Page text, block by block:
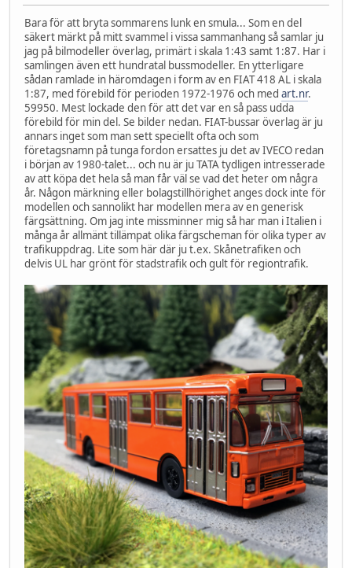
Bara för att bryta sommarens lunk en smula... Som en del
säkert märkt på mitt svammel i vissa sammanhang så samlar ju
jag på bilmodeller överlag, primärt i skala 1:43 samt 1:87. Har i
samlingen även ett hundratal bussmodeller. En ytterligare
sådan ramlade in häromdagen i form av en FIAT 418 AL i skala
1:87, med förebild för perioden 1972-1976 och med art.nr.
59950. Mest lockade den för att det var en så pass udda
förebild för min del. Se bilder nedan. FIAT-bussar överlag är ju
annars inget som man sett speciellt ofta och som
företagsnamn på tunga fordon ersattes ju det av IVECO redan
i början av 1980-talet... och nu är ju TATA tydligen intresserade
av att köpa det hela så man får väl se vad det heter om några
år. Någon märkning eller bolagstillhörighet anges dock inte för
modellen och sannolikt har modellen mera av en generisk
färgsättning. Om jag inte missminner mig så har man i Italien i
många år allmänt tillämpat olika färgscheman för olika typer av
trafikuppdrag. Lite som här där ju t.ex. Skånetrafiken och
delvis UL har grönt för stadstrafik och gult för regiontrafik.